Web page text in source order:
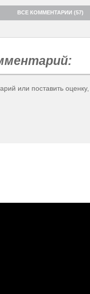
ВСЕ КОММЕНТАРИИ (57)
или поставить